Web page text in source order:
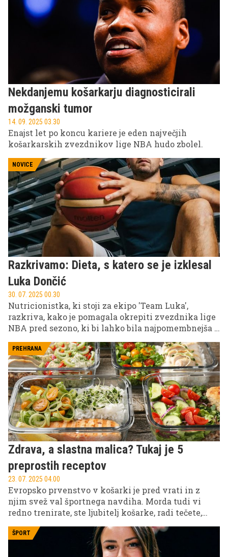
Nekdanjemu košarkarju diagnosticirali
možganski tumor
14. 09. 2025 03.30
Enajst let po koncu kariere je eden največjih
košarkarskih zvezdnikov lige NBA hudo zbolel.
NOVICE
Razkrivamo: Dieta, s katero se je izklesal
Luka Dončić
30. 07. 2025 00.30
Nutricionistka, ki stoji za ekipo 'Team Luka',
razkriva, kako je pomagala okrepiti zvezdnika lige
NBA pred sezono, ki bi lahko bila najpomembnejša v
njegovi karieri.
PREHRANA
Zdrava, a slastna malica? Tukaj je 5
preprostih receptov
23. 07. 2025 04.00
Evropsko prvenstvo v košarki je pred vrati in z
njim svež val športnega navdiha. Morda tudi vi
redno trenirate, ste ljubitelj košarke, radi tečete,
vsakdan. Če je tako, potem vaše telo potrebuje več
kot le energijo. Potrebuje kakovostne beljakovine,
ŠPORT